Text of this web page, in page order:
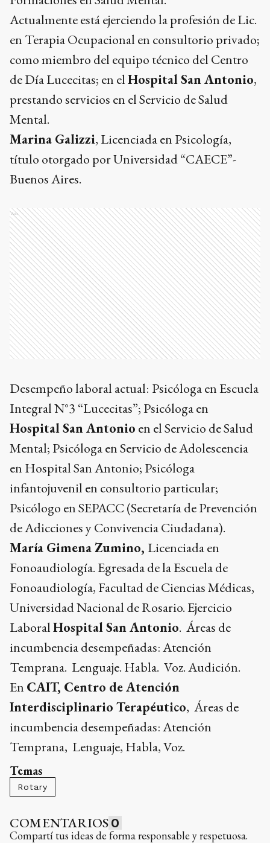
Actualmente está ejerciendo la profesión de Lic.
en Terapia Ocupacional en consultorio privado;
como miembro del equipo técnico del Centro
de Día Lucecitas; en elHospital San Antonio,
prestando servicios en el Servicio de Salud
Mental.
Marina Galizzi, Licenciada en Psicología,
título otorgado por Universidad “CAECE”-
Buenos Aires.
Ads
Desempeño laboral actual: Psicóloga en Escuela
Integral N°3 “Lucecitas”; Psicóloga en
Hospital San Antonio en el Servicio de Salud
Mental; Psicóloga en Servicio de Adolescencia
en Hospital San Antonio; Psicóloga
infantojuvenil en consultorio particular;
Psicólogo en SEPACC (Secretaría de Prevención
de Adicciones y Convivencia Ciudadana).
María Gimena Zumino, Licenciada en
Fonoaudiología. Egresada de la Escuela de
Fonoaudiología, Facultad de Ciencias Médicas,
Universidad Nacional de Rosario. Ejercicio
LaboralHospital San Antonio. Áreas de
incumbencia desempeñadas: Atención
Temprana. Lenguaje. Habla. Voz. Audición.
En CAIT, Centro de Atención
Interdisciplinario Terapéutico, Áreas de
incumbencia desempeñadas: Atención
Temprana, Lenguaje, Habla, Voz.
Temas
Rotary
COMENTARIOS 0
Compartí tus ideas de forma responsable y respetuosa.